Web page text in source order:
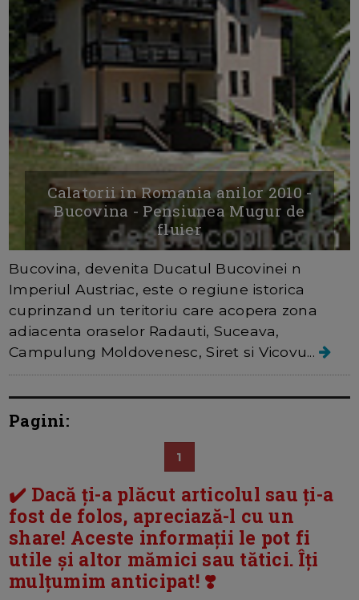
Calatorii in Romania anilor 2010 -
Bucovina - Pensiunea Mugur de
fluier
Bucovina, devenita Ducatul Bucovinei n
Imperiul Austriac, este o regiune istorica
cuprinzand un teritoriu care acopera zona
adiacenta oraselor Radauti, Suceava,
Campulung Moldovenesc, Siret si Vicovu...
Pagini:
1
✔️ Dacă ți-a plăcut articolul sau ți-a
fost de folos, apreciază-l cu un
share! Aceste informații le pot fi
utile și altor mămici sau tătici. Îți
mulțumim anticipat! ❣️